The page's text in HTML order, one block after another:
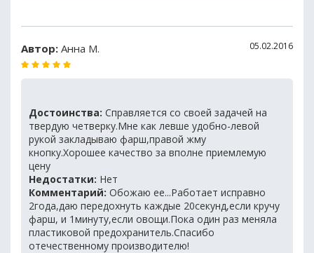
Автор: Анна М. 05.02.2016
Достоинства: Справляется со своей задачей на
твердую четверку.Мне как левше удобно-левой
рукой закладываю фарш,правой жму
кнопку.Хорошее качество за вполне приемлемую
цену
Недостатки: Нет
Комментарий: Обожаю ее...Работает исправно
2года,даю передохнуть каждые 20секунд,если кручу
фарш, и 1минуту,если овощи.Пока один раз меняла
пластиковой предохранитель.Спасибо
отечественному производителю!